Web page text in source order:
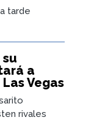
tarde
a
Vegas
rivales